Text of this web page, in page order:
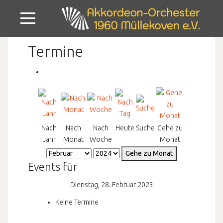
Mobile Menu Toggle
Termine
Nach
Jahr
Nach
Monat
Nach
Woche
Heute Suche Gehe zu
Monat
Gehe zu Monat
Events für
Dienstag, 28. Februar 2023
Keine Termine